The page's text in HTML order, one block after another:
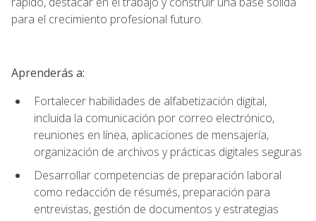
para el crecimiento profesional futuro.
Aprenderás a:
Fortalecer habilidades de alfabetización digital,
incluida la comunicación por correo electrónico,
reuniones en línea, aplicaciones de mensajería,
organización de archivos y prácticas digitales seguras
Desarrollar competencias de preparación laboral
como redacción de résumés, preparación para
entrevistas, gestión de documentos y estrategias